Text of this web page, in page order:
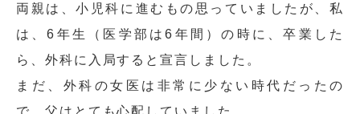
両親は、小児科に進むもの思っていましたが、私
は、6年生（医学部は6年間）の時に、卒業した
ら、外科に入局すると宣言しました。
まだ、外科の女医は非常に少ない時代だったの
で、父はとても心配していました。